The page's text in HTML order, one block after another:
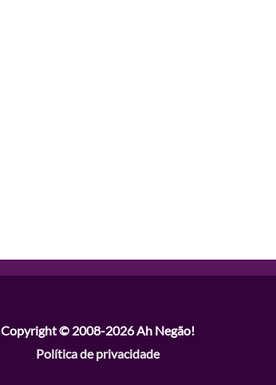
Copyright © 2008-2026Ah Negão!
Política de privacidade